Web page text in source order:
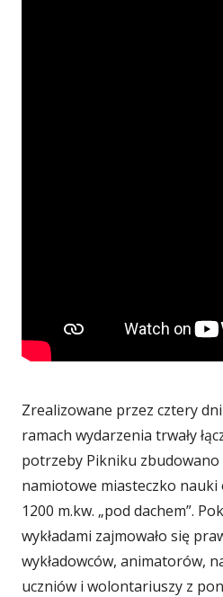
Zrealizowane przez cztery
ramach wydarzenia trwały
potrzeby Pikniku
namiotowe miasteczko
1200 m.kw. „pod dachem”.
wykładami zajmowało się
wykładowców, animatorów,
uczniów i wolontariuszy z